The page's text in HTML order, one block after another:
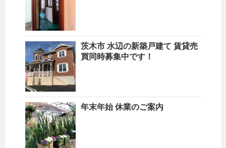
茨木市 水辺の新築戸建て 賃貸売
買同時募集中です！
年末年始 休業のご案内